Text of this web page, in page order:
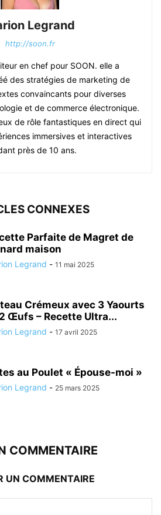
Legrand
http://soon.fr
en chef pour SOON. elle a
des stratégies de marketing de
convaincants pour diverses
et de commerce électronique.
de rôle fantastiques en direct qui
immersives et interactives
près de 10 ans.
CONNEXES
Parfaite de Magret de
maison
Legrand - 11 mai 2025
Crémeux avec 3 Yaourts
Œufs – Recette Ultra...
Legrand - 17 avril 2025
au Poulet « Épouse-moi »
Legrand - 25 mars 2025
COMMENTAIRE
UN COMMENTAIRE